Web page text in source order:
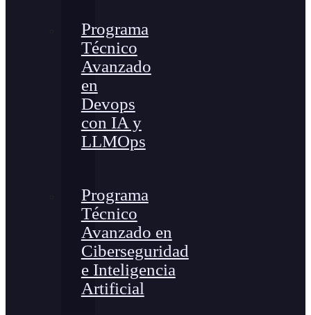
Programa
Técnico
Avanzado
en
Devops
con IA y
LLMOps
Programa
Técnico
Avanzado en
Ciberseguridad
e Inteligencia
Artificial